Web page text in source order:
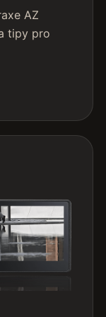
AZ
tipy pro